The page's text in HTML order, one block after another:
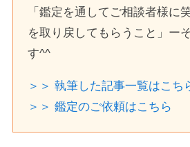
「鑑定を通してご相談者様に
を取り戻してもらうこと」ー
す^^
＞＞ 執筆した記事一覧はこち
＞＞ 鑑定のご依頼はこちら